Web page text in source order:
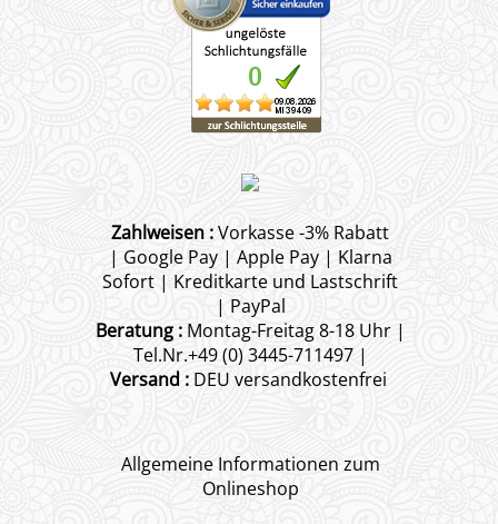
Zahlweisen :Vorkasse -3% Rabatt
| Google Pay | Apple Pay | Klarna
Sofort | Kreditkarte und Lastschrift
| PayPal
Beratung :Montag-Freitag 8-18 Uhr |
Tel.Nr.+49 (0) 3445-711497 |
Versand :DEU versandkostenfrei
Allgemeine Informationen zum
Onlineshop